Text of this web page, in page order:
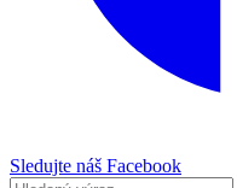
Sledujte náš Facebook